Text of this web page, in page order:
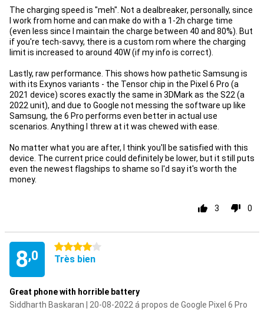
The charging speed is "meh". Not a dealbreaker, personally, since
I work from home and can make do with a 1-2h charge time
(even less since I maintain the charge between 40 and 80%). But
if you're tech-savvy, there is a custom rom where the charging
limit is increased to around 40W (if my info is correct).
Lastly, raw performance. This shows how pathetic Samsung is
with its Exynos variants - the Tensor chip in the Pixel 6 Pro (a
2021 device) scores exactly the same in 3DMark as the S22 (a
2022 unit), and due to Google not messing the software up like
Samsung, the 6 Pro performs even better in actual use
scenarios. Anything I threw at it was chewed with ease.
No matter what you are after, I think you'll be satisfied with this
device. The current price could definitely be lower, but it still puts
even the newest flagships to shame so I'd say it's worth the
money.
3 0
8,0
4 étoiles
Très bien
Great phone with horrible battery
Siddharth Baskaran | 20-08-2022 á propos de Google Pixel 6 Pro